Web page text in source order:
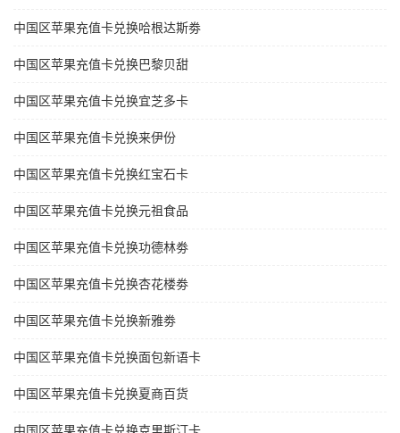
中国区苹果充值卡兑换哈根达斯劵
中国区苹果充值卡兑换巴黎贝甜
中国区苹果充值卡兑换宜芝多卡
中国区苹果充值卡兑换来伊份
中国区苹果充值卡兑换红宝石卡
中国区苹果充值卡兑换元祖食品
中国区苹果充值卡兑换功德林劵
中国区苹果充值卡兑换杏花楼劵
中国区苹果充值卡兑换新雅劵
中国区苹果充值卡兑换面包新语卡
中国区苹果充值卡兑换夏商百货